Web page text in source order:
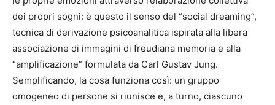
dei propri sogni: è questo il senso del “social dreaming”,
tecnica di derivazione psicoanalitica ispirata alla libera
associazione di immagini di freudiana memoria e alla
“amplificazione” formulata da Carl Gustav Jung.
Semplificando, la cosa funziona così: un gruppo
omogeneo di persone si riunisce e, a turno, ciascuno